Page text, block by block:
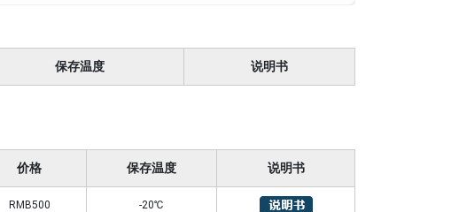
保存温度 说明书
价格 保存温度 说明书
RMB500 -20℃